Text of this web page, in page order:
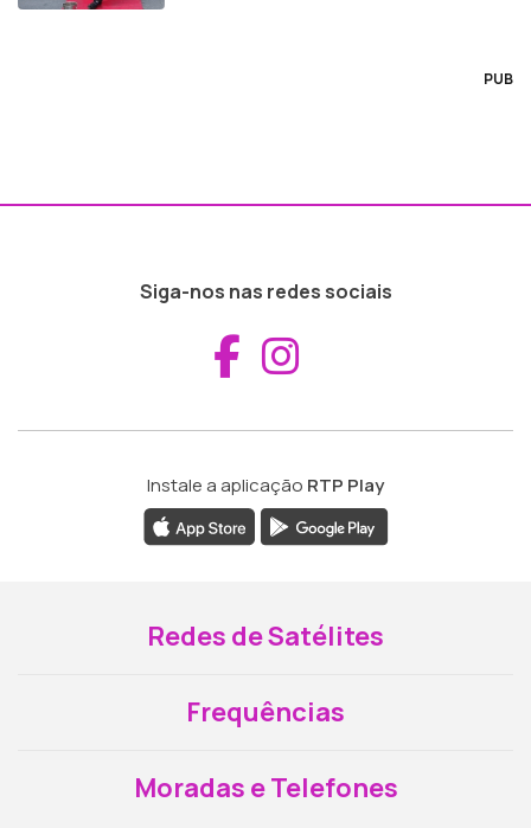
PUB
Siga-nos nas redes sociais
Aceder ao
Instale a aplicação RTP Play
Redes de Satélites
Frequências
Moradas e Telefones